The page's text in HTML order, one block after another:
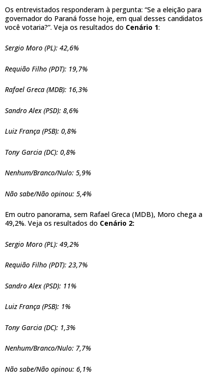
Os entrevistados responderam à pergunta: “Se a eleição para
governador do Paraná fosse hoje, em qual desses candidatos
você votaria?”. Veja os resultados do Cenário 1:
Sergio Moro (PL): 42,6%
Requião Filho (PDT): 19,7%
Rafael Greca (MDB): 16,3%
Sandro Alex (PSD): 8,6%
Luiz França (PSB): 0,8%
Tony Garcia (DC): 0,8%
Nenhum/Branco/Nulo: 5,9%
Não sabe/Não opinou: 5,4%
Em outro panorama, sem Rafael Greca (MDB), Moro chega a
49,2%. Veja os resultados do Cenário 2:
Sergio Moro (PL): 49,2%
Requião Filho (PDT): 23,7%
Sandro Alex (PSD): 11%
Luiz França (PSB): 1%
Tony Garcia (DC): 1,3%
Nenhum/Branco/Nulo: 7,7%
Não sabe/Não opinou: 6,1%